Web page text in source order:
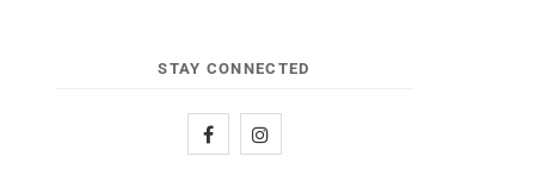
STAY CONNECTED